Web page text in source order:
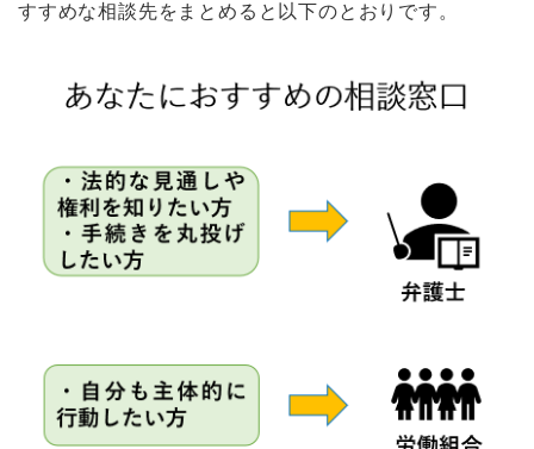
すすめな相談先をまとめると以下のとおりです。